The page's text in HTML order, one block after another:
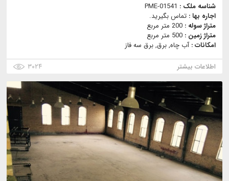
شناسه ملک : PME-01541
اجاره بها : تماس بگیرید.
متراژ سوله : 200 متر مربع
متراژ زمین : 500 متر مربع
امکانات :آب چاه, برق, برق سه فاز
اطلاعات بیشتر
۳۰۲۴